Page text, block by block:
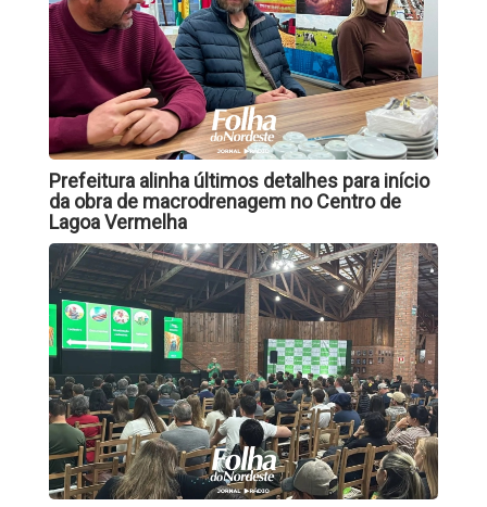
Prefeitura alinha últimos detalhes para início
da obra de macrodrenagem no Centro de
Lagoa Vermelha